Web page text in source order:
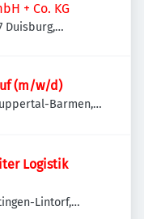
+ Co. KG
Duisburg,
(m/w/d)
Barmen,
Logistik
Lintorf,